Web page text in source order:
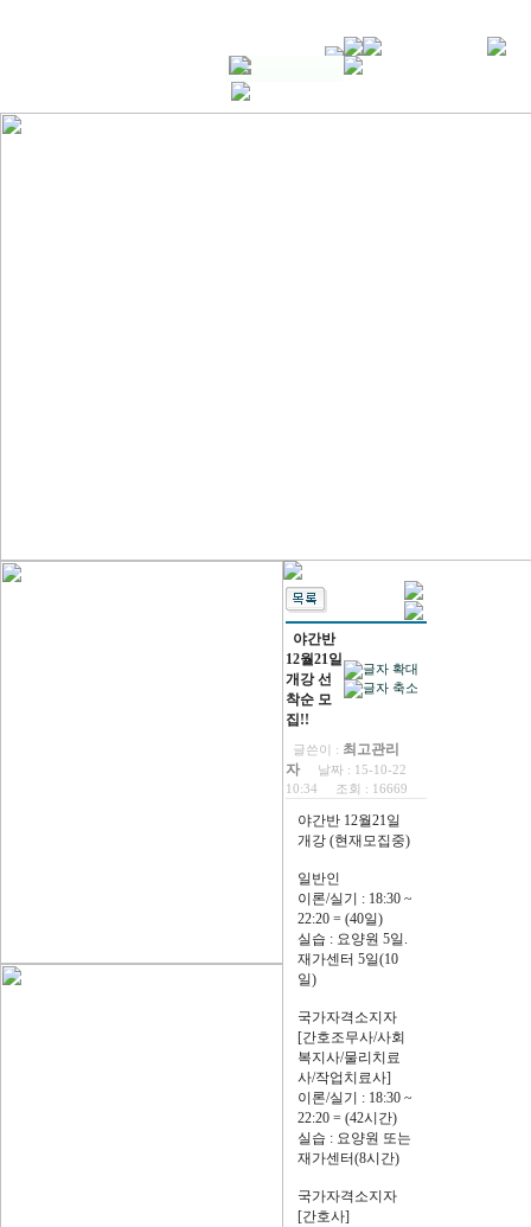
야간반
12월21일
개강 선
착순 모
집!!
글쓴이 : 최고관리
자
날짜 : 15-10-22
10:34
조회 : 16669
야간반 12월21일
개강 (현재모집중)
일반인
이론/실기 : 18:30 ~
22:20 = (40일)
실습 : 요양원 5일.
재가센터 5일(10
일)
국가자격소지자
[간호조무사/사회
복지사/물리치료
사/작업치료사]
이론/실기 : 18:30 ~
22:20 = (42시간)
실습 : 요양원 또는
재가센터(8시간)
국가자격소지자
[간호사]